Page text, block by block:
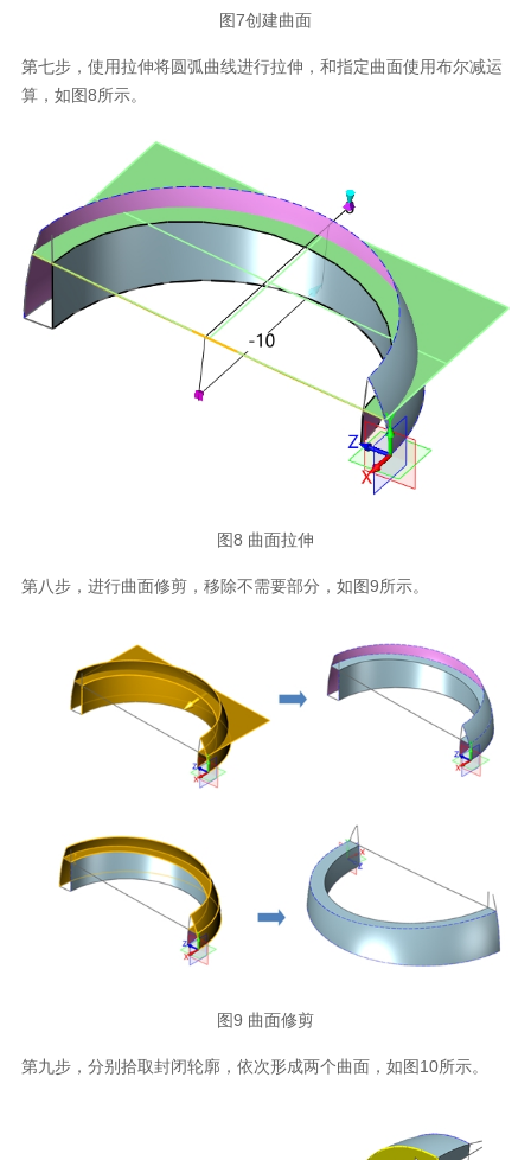
图7创建曲面
第七步，使用拉伸将圆弧曲线进行拉伸，和指定曲面使用布尔减运
算，如图8所示。
图8 曲面拉伸
第八步，进行曲面修剪，移除不需要部分，如图9所示。
图9 曲面修剪
第九步，分别拾取封闭轮廓，依次形成两个曲面，如图10所示。